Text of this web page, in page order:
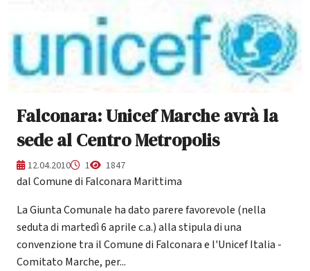
Falconara: Unicef Marche avrà la
sede al Centro Metropolis
12.04.2010 1 1847
dal Comune di Falconara Marittima
La Giunta Comunale ha dato parere favorevole (nella
seduta di martedì 6 aprile c.a.) alla stipula di una
convenzione tra il Comune di Falconara e l'Unicef Italia -
Comitato Marche, per...